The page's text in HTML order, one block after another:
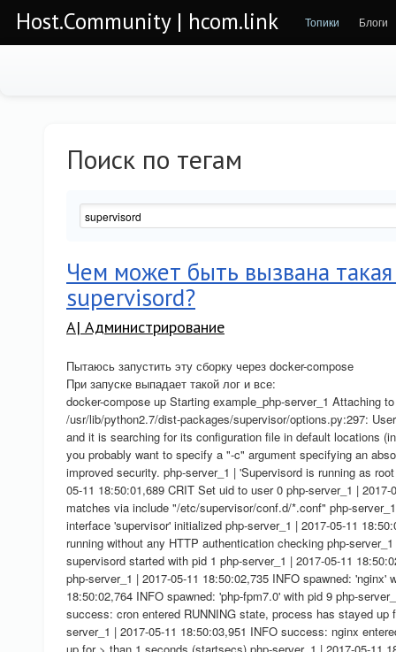
Host.Community | hcom.link Топики Блоги
Поиск по тегам
Чем может быть вызвана
supervisord?
A| Администрирование
Пытаюсь запустить эту сборку через docker-compose
При запуске выпадает такой лог и все:
docker-compose up Starting example_php-server_1 Attaching
/usr/lib/python2.7/dist-packages/supervisor/options.py:297:
and it is searching for its configuration file in default locations
you probably want to specify a "-c" argument specifying an
improved security. php-server_1 | 'Supervisord is running as
05-11 18:50:01,689 CRIT Set uid to user 0 php-server_1 |
matches via include "/etc/supervisor/conf.d/*.conf" php-
interface 'supervisor' initialized php-server_1 | 2017-05-11
running without any HTTP authentication checking php-
supervisord started with pid 1 php-server_1 | 2017-05-11
php-server_1 | 2017-05-11 18:50:02,735 INFO spawned: 'nginx'
18:50:02,764 INFO spawned: 'php-fpm7.0' with pid 9 php-
success: cron entered RUNNING state, process has stayed
server_1 | 2017-05-11 18:50:03,951 INFO success: nginx